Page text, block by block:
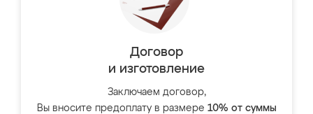
Договор
и изготовление
Заключаем договор,
Вы вносите предоплату в размере 10% от суммы